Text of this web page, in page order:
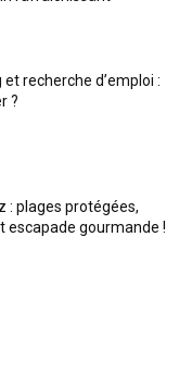
recherche d’emploi :
?
: plages protégées,
escapade gourmande !